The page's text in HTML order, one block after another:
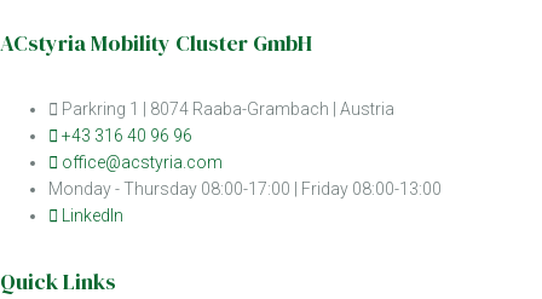
ACstyria Mobility Cluster GmbH
Parkring 1 | 8074 Raaba-Grambach | Austria
+43 316 40 96 96
office@acstyria.com
Monday - Thursday 08:00-17:00 | Friday 08:00-13:00
LinkedIn
Quick Links